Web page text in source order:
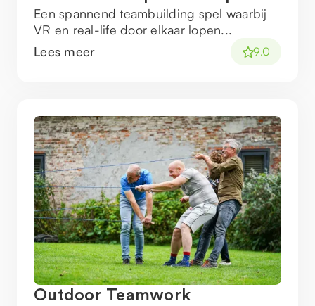
Een spannend teambuilding spel waarbij
VR en real-life door elkaar lopen...
Lees meer
9.0
Outdoor Teamwork